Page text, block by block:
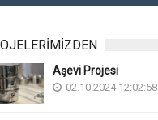
Aşevi Projesi
02.10.2024 12:02:58